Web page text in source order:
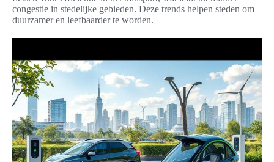
congestie in stedelijke gebieden. Deze trends helpen steden om
duurzamer en leefbaarder te worden.